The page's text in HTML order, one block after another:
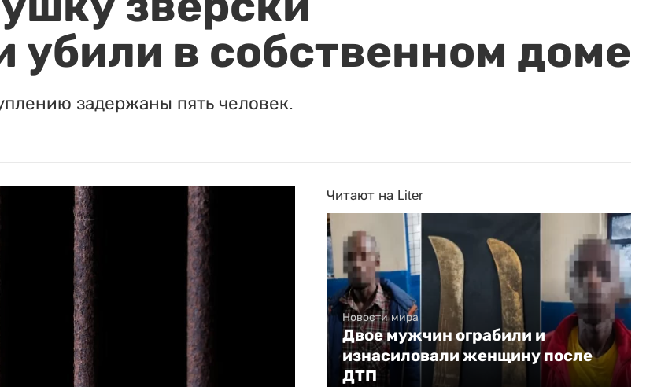
убили в собственном доме
задержаны пять человек.
Читают на Liter
Новости мира
Двое мужчин ограбили и
изнасиловали женщину после
ДТП